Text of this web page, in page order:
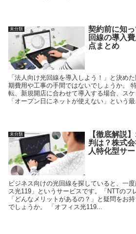
未分類
契約前に知
回線の導入
点まとめ
「法人向け光回線を導入しよう！」と決め
期費用や工事の手間ではないでしょうか。
転、新規開店に合わせて導入する場合、ス
「オープン日にネットが使えない」という
未分類
【徹底解説
判は？株式
人特化型サ
ビジネス向けの光回線を探していると、一
ス光119」というサービスです。「NTTのフ
「どんなメリットがあるの？」と疑問をお
でしょうか。 「オフィス光119...